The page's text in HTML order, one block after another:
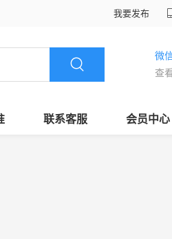
我要发布
微
查
联系客服 会员中心